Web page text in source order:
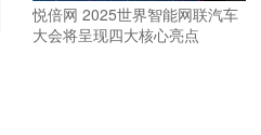
悦倍网 2025世界智能网联汽车
大会将呈现四大核心亮点